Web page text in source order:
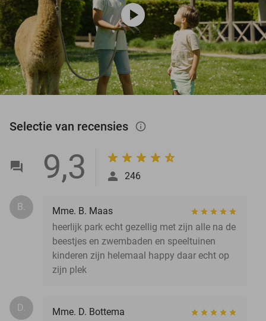
play_circle
Selectie van recensies info_outlined
9,3 246
B.
Mme. B. Maas
heerlijk park echt gezellig met zijn alle na de
beestjes en zwembaden en speeltuinen
kinderen zijn helemaal happy daar echt op
zijn plek
D.
Mme. D. Bottema